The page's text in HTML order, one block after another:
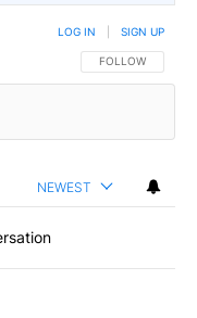
FOLLOW THIS
FOLLOW
LOG IN SIGN UP
NEWEST